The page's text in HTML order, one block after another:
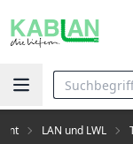
LAN und LWL